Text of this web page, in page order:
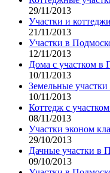
29/11/2013
Участки и
21/11/2013
Участки в
12/11/2013
Дома с участком в
10/11/2013
Земельные
10/11/2013
Коттедж с
08/11/2013
Участки эконом
29/10/2013
Дачные участки в
09/10/2013